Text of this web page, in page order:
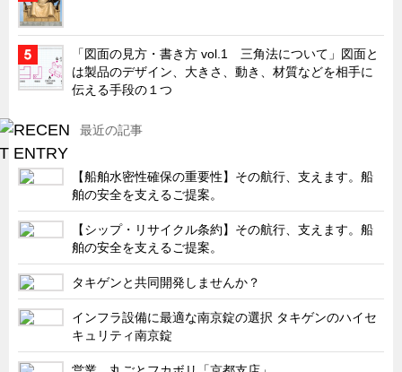
お知らせ
展示会情報／出展告知
展示会情報／報告レポート
海外出張
社外セミナー
タキゲンの歴史
110周年企画
タキゲン売上ランキング
展示トラック
タキスポ
タキ旅レポ
タキネタ
「図面の見方・書き方 vol.1 三角法について」図面と
は製品のデザイン、大きさ、動き、材質などを相手に
伝える手段の１つ
最近の記事
【船舶水密性確保の重要性】その航行、支えます。船
舶の安全を支えるご提案。
【シップ・リサイクル条約】その航行、支えます。船
舶の安全を支えるご提案。
タキゲンと共同開発しませんか？
インフラ設備に最適な南京錠の選択 タキゲンのハイセ
キュリティ南京錠